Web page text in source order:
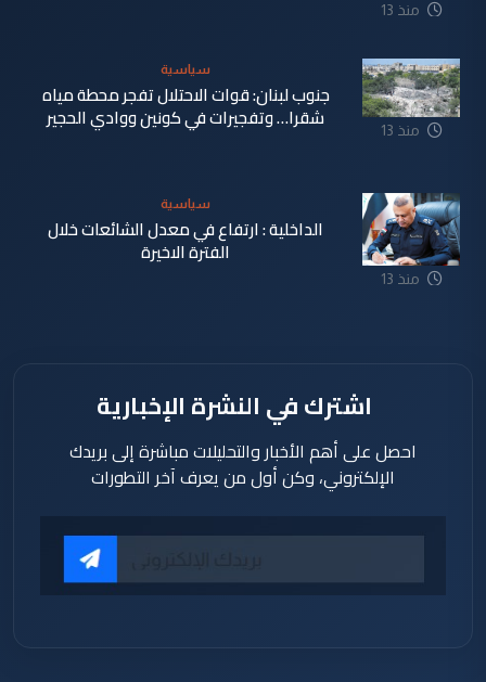
منذ 13
منذ 13
سياسية
جنوب لبنان: قوات الاحتلال تفجر محطة مياه
شقرا… وتفجيرات في كونين ووادي الحجير
منذ 13
سياسية
الداخلية : ارتفاع في معدل الشائعات خلال
الفترة الاخيرة
اشترك في النشرة الإخبارية
احصل على أهم الأخبار والتحليلات مباشرة إلى بريدك
الإلكتروني، وكن أول من يعرف آخر التطورات